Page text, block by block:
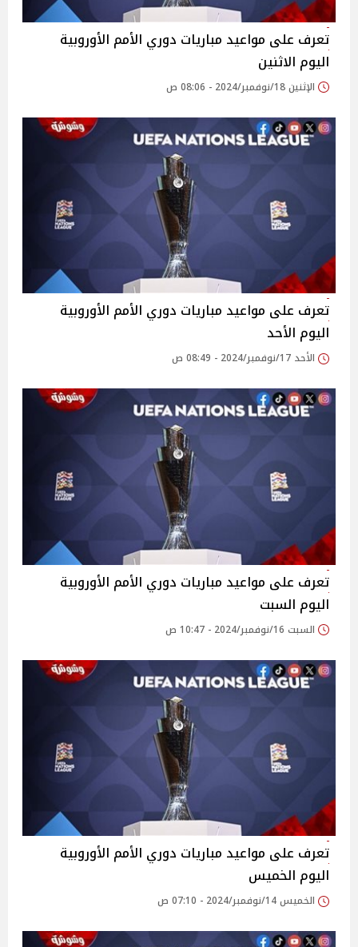
تعرف على مواعيد مباريات دوري الأمم الأوروبية
اليوم الاثنين
الإثنين 18/نوفمبر/2024 - 08:06 ص
تعرف على مواعيد مباريات دوري الأمم الأوروبية
اليوم الأحد
الأحد 17/نوفمبر/2024 - 08:49 ص
تعرف على مواعيد مباريات دوري الأمم الأوروبية
اليوم السبت
السبت 16/نوفمبر/2024 - 10:47 ص
تعرف على مواعيد مباريات دوري الأمم الأوروبية
اليوم الخميس
الخميس 14/نوفمبر/2024 - 07:10 ص